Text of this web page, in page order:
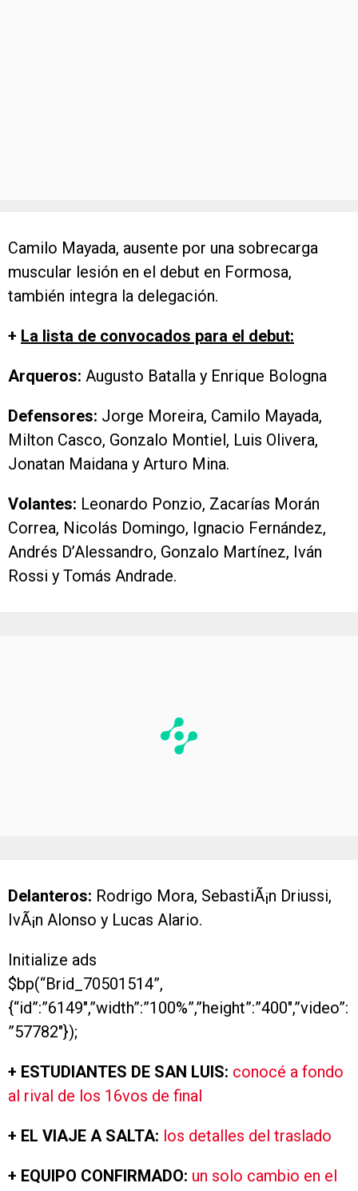
Camilo Mayada, ausente por una sobrecarga
muscular lesión en el debut en Formosa,
también integra la delegación.
+ La lista de convocados para el debut:
Arqueros: Augusto Batalla y Enrique Bologna
Defensores: Jorge Moreira, Camilo Mayada,
Milton Casco, Gonzalo Montiel, Luis Olivera,
Jonatan Maidana y Arturo Mina.
Volantes: Leonardo Ponzio, Zacarías Morán
Correa, Nicolás Domingo, Ignacio Fernández,
Andrés D’Alessandro, Gonzalo Martínez, Iván
Rossi y Tomás Andrade.
Delanteros: Rodrigo Mora, SebastiÃ¡n Driussi,
IvÃ¡n Alonso y Lucas Alario.
Initialize ads
$bp(“Brid_70501514”,
{“id”:”6149″,”width”:”100%”,”height”:”400″,”video”:
”57782″});
+ ESTUDIANTES DE SAN LUIS: conocé a fondo
al rival de los 16vos de final
+ EL VIAJE A SALTA: los detalles del traslado
+ EQUIPO CONFIRMADO: un solo cambio en el